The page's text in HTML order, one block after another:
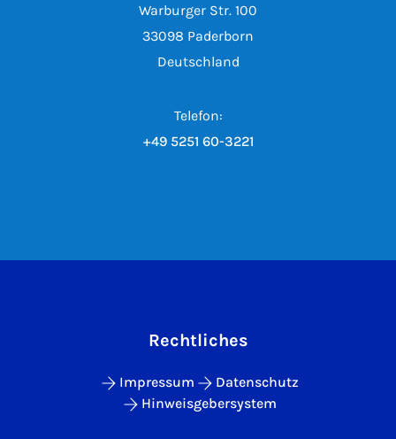
Warburger Str. 100
33098 Paderborn
Deutschland
Telefon:
+49 5251 60-3221
Rechtliches
Impressum
Datenschutz
Hinweisgebersystem